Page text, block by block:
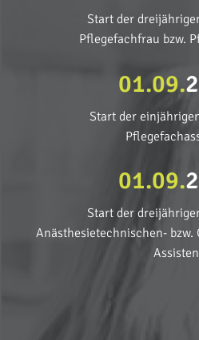
Start der
Pflegefachfrau bzw.
01.09.
Start der
01.09.
Start der
Anästhesietechnischen-